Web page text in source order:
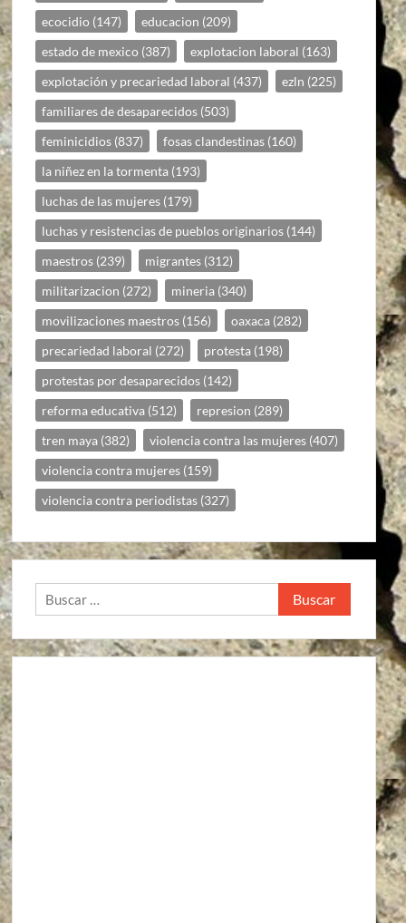
ecocidio (147) educacion (209)
estado de mexico (387) explotacion laboral (163)
explotación y precariedad laboral (437) ezln (225)
familiares de desaparecidos (503)
feminicidios (837) fosas clandestinas (160)
la niñez en la tormenta (193)
luchas de las mujeres (179)
luchas y resistencias de pueblos originarios (144)
maestros (239) migrantes (312)
militarizacion (272) mineria (340)
movilizaciones maestros (156) oaxaca (282)
precariedad laboral (272) protesta (198)
protestas por desaparecidos (142)
reforma educativa (512) represion (289)
tren maya (382) violencia contra las mujeres (407)
violencia contra mujeres (159)
violencia contra periodistas (327)
Buscar: